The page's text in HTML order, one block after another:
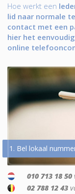
Hoe werkt een
lid naar normale
contact met een
hier het
online
1. Bel lokaal
010 713 18 50
02 788 12 43